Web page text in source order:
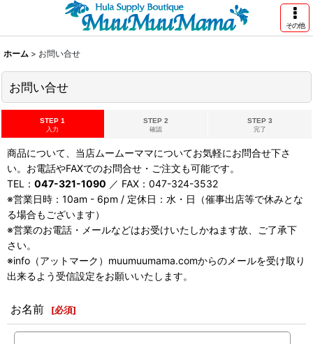
その他
ホーム > お問い合せ
お問い合せ
STEP 1
入力
STEP 2
確認
STEP 3
完了
商品について、当店ムームーママについてお気軽にお問合せ下さ
い。お電話やFAXでのお問合せ・ご注文も可能です。
TEL： 047-321-1090 ／ FAX：047-324-3532
※営業日時：10am - 6pm / 定休日：水・日（催事出店等で休みとな
る場合もございます）
※営業のお電話・メールなどはお受けいたしかねます故、ご了承下
さい。
※info（アットマーク）muumuumama.comからのメールを受け取り
出来るよう受信設定をお願いいたします。
お名前 [必須]